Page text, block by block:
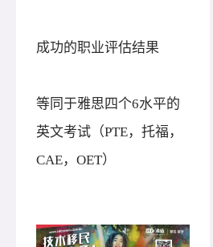
成功的职业评估结果
等同于雅思四个6水平的
英文考试（PTE，托福，
CAE，OET）